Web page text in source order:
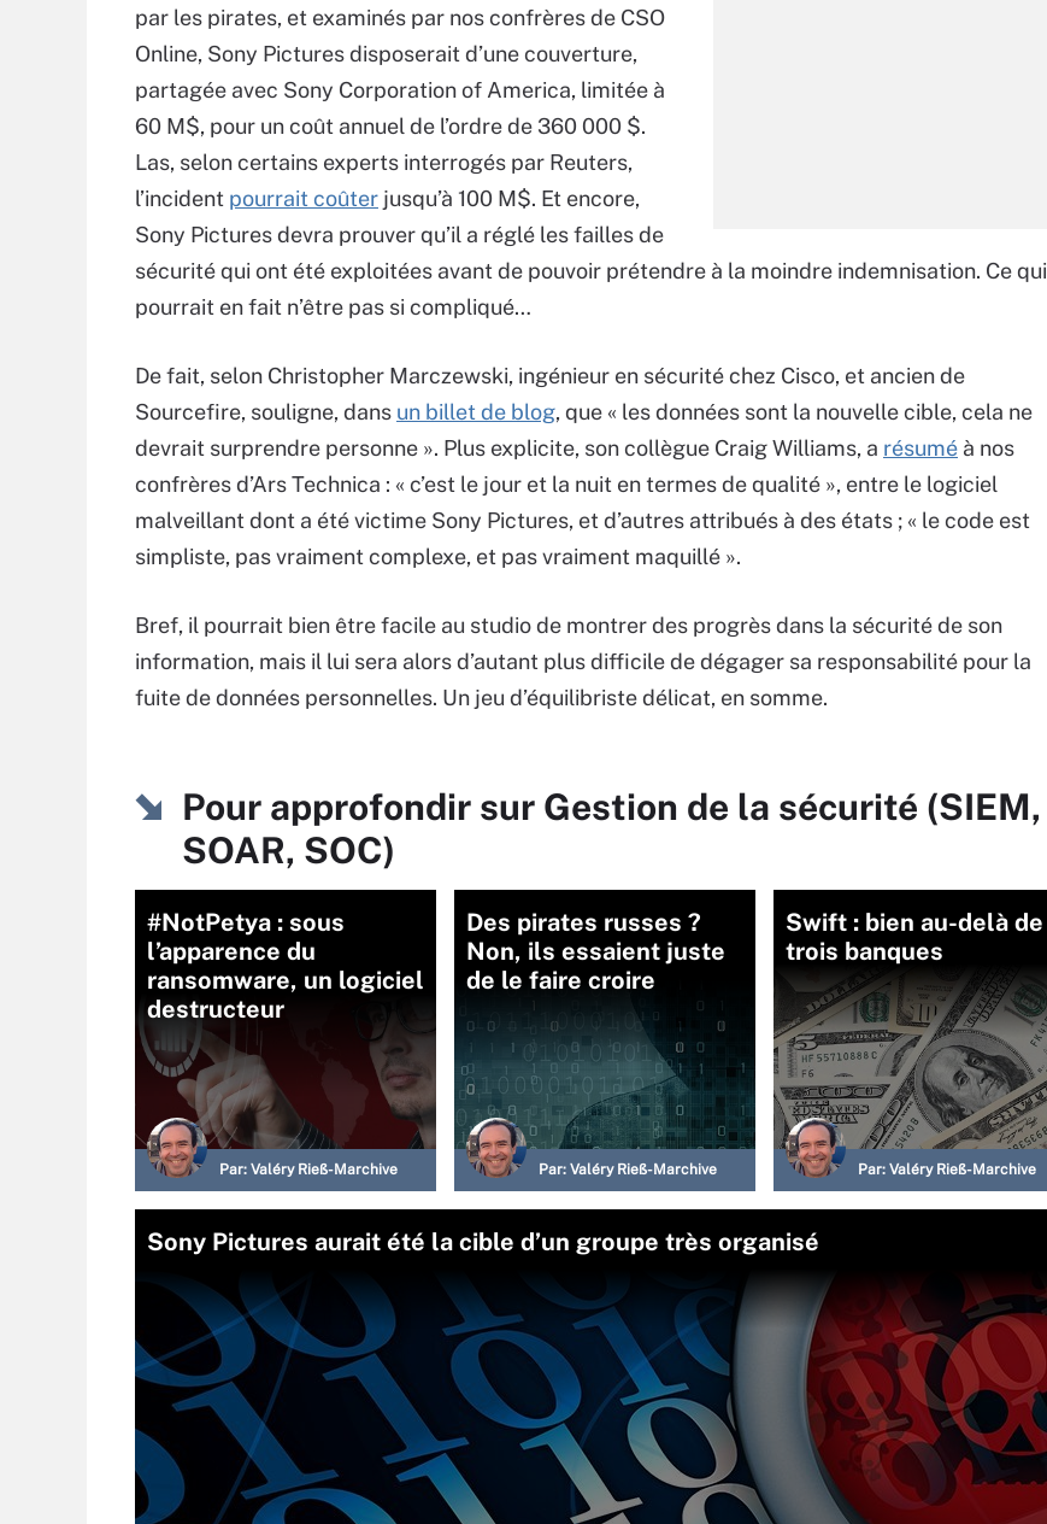
par les pirates, et examinés par nos confrères de CSO
Online, Sony Pictures disposerait d’une couverture,
partagée avec Sony Corporation of America, limitée à
60 M$, pour un coût annuel de l’ordre de 360 000 $.
Las, selon certains experts interrogés par Reuters,
l’incident pourrait coûter jusqu’à 100 M$. Et encore,
Sony Pictures devra prouver qu’il a réglé les failles de
sécurité qui ont été exploitées avant de pouvoir prétendre à la moindre indemnisation. Ce qui
pourrait en fait n’être pas si compliqué…
De fait, selon Christopher Marczewski, ingénieur en sécurité chez Cisco, et ancien de
Sourcefire, souligne, dans un billet de blog, que « les données sont la nouvelle cible, cela ne
devrait surprendre personne ». Plus explicite, son collègue Craig Williams, a résumé à nos
confrères d’Ars Technica : « c’est le jour et la nuit en termes de qualité », entre le logiciel
malveillant dont a été victime Sony Pictures, et d’autres attribués à des états ; « le code est
simpliste, pas vraiment complexe, et pas vraiment maquillé ».
Bref, il pourrait bien être facile au studio de montrer des progrès dans la sécurité de son
information, mais il lui sera alors d’autant plus difficile de dégager sa responsabilité pour la
fuite de données personnelles. Un jeu d’équilibriste délicat, en somme.
Pour approfondir sur Gestion de la sécurité (SIEM,
SOAR, SOC)
#NotPetya : sous
l’apparence du
ransomware, un logiciel
destructeur
Par: Valéry Rieß-Marchive
Des pirates russes ?
Non, ils essaient juste
de le faire croire
Par: Valéry Rieß-Marchive
Swift : bien au-delà de
trois banques
Par: Valéry Rieß-Marchive
Sony Pictures aurait été la cible d’un groupe très organisé